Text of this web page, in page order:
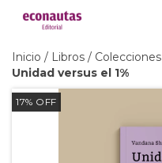
Inicio / Libros / Colecciones
Unidad versus el 1%
17% OFF